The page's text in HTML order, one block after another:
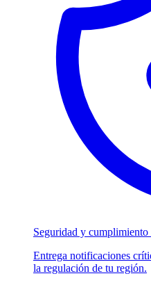
Seguridad y
Entrega notificaciones
la regulación de tu región.